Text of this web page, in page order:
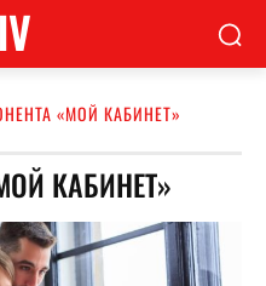
«МОЙ КАБИНЕТ»
КАБИНЕТ»